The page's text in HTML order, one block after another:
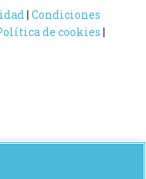
| Condiciones
de cookies |